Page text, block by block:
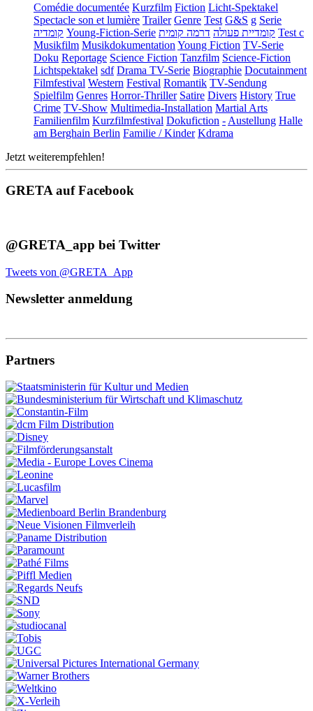
Comédie documentée Kurzfilm Fiction Licht-Spektakel
Spectacle son et lumière Trailer Genre Test G&S g Serie
קומדיה Young-Fiction-Serie קומדיית פעולה דרמה קומית
Test c
Musikfilm Musikdokumentation Young Fiction TV-Serie
Doku Reportage Science Fiction Tanzfilm Science-Fiction
Lichtspektakel sdf Drama TV-Serie Biographie Docutainment
Filmfestival Western Festival Romantik TV-Sendung
Spielfilm Genres Horror-Thriller Satire Divers History True
Crime TV-Show Multimedia-Installation Martial Arts
Familienfilm Kurzfilmfestival Dokufiction - Austellung Halle
am Berghain Berlin Familie / Kinder Kdrama
Jetzt weiterempfehlen!
GRETA auf Facebook
@GRETA_app bei Twitter
Tweets von @GRETA_App
Newsletter anmeldung
Partners